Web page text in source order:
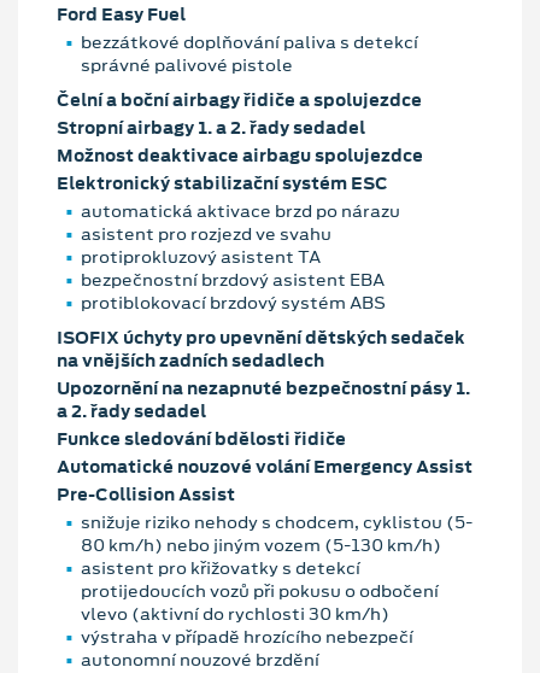
Ford Easy Fuel
bezzátkové doplňování paliva s detekcí
správné palivové pistole
Čelní a boční airbagy řidiče a spolujezdce
Stropní airbagy 1. a 2. řady sedadel
Možnost deaktivace airbagu spolujezdce
Elektronický stabilizační systém ESC
automatická aktivace brzd po nárazu
asistent pro rozjezd ve svahu
protiprokluzový asistent TA
bezpečnostní brzdový asistent EBA
protiblokovací brzdový systém ABS
ISOFIX úchyty pro upevnění dětských sedaček
na vnějších zadních sedadlech
Upozornění na nezapnuté bezpečnostní pásy 1.
a 2. řady sedadel
Funkce sledování bdělosti řidiče
Automatické nouzové volání Emergency Assist
Pre-Collision Assist
snižuje riziko nehody s chodcem, cyklistou (5-
80 km/h) nebo jiným vozem (5-130 km/h)
asistent pro křižovatky s detekcí
protijedoucích vozů při pokusu o odbočení
vlevo (aktivní do rychlosti 30 km/h)
výstraha v případě hrozícího nebezpečí
autonomní nouzové brzdění